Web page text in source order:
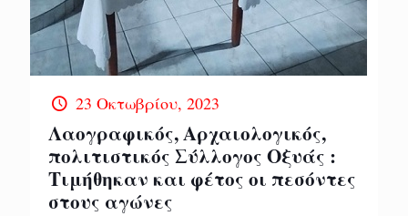
23 Οκτωβρίου, 2023
Λαογραφικός, Αρχαιολογικός,
πολιτιστικός Σύλλογος Οξυάς :
Τιμήθηκαν και φέτος οι πεσόντες
στους αγώνες